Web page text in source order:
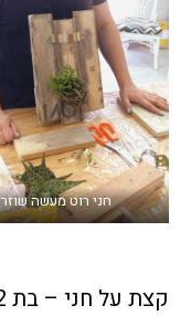
חני רוט מעשה שוזר